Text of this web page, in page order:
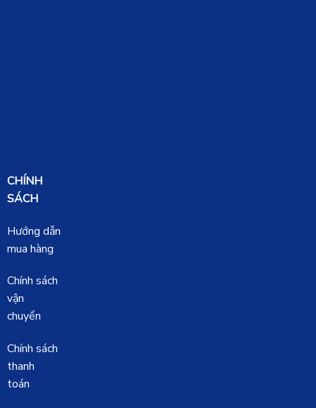
CHÍNH
SÁCH
Hướng dẫn
mua hàng
Chính sách
vận
chuyển
Chính sách
thanh
toán